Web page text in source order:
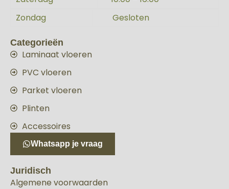
Zondag
Gesloten
Categorieën
Laminaat vloeren
PVC vloeren
Parket vloeren
Plinten
Accessoires
Whatsapp je vraag
Juridisch
Algemene voorwaarden